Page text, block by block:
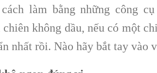
làm bằng những công
không dầu, nếu có một
nhất rồi. Nào hãy bắt tay vào